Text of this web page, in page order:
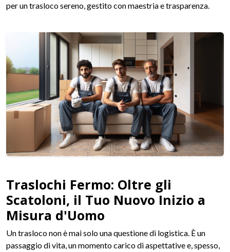
per un trasloco sereno, gestito con maestria e trasparenza.
Traslochi Fermo: Oltre gli
Scatoloni, il Tuo Nuovo Inizio a
Misura d'Uomo
Un trasloco non è mai solo una questione di logistica. È un
passaggio di vita, un momento carico di aspettative e, spesso,